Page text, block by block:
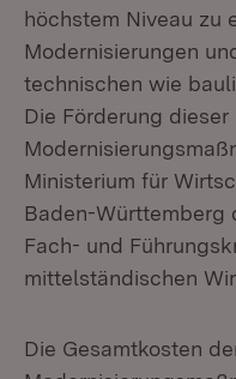
höchstem Niveau zu
Modernisierungen
technischen wie
Die Förderung dieser
Ministerium für
Baden-Württemberg
Fach- und
mittelständischen
Die Gesamtkosten